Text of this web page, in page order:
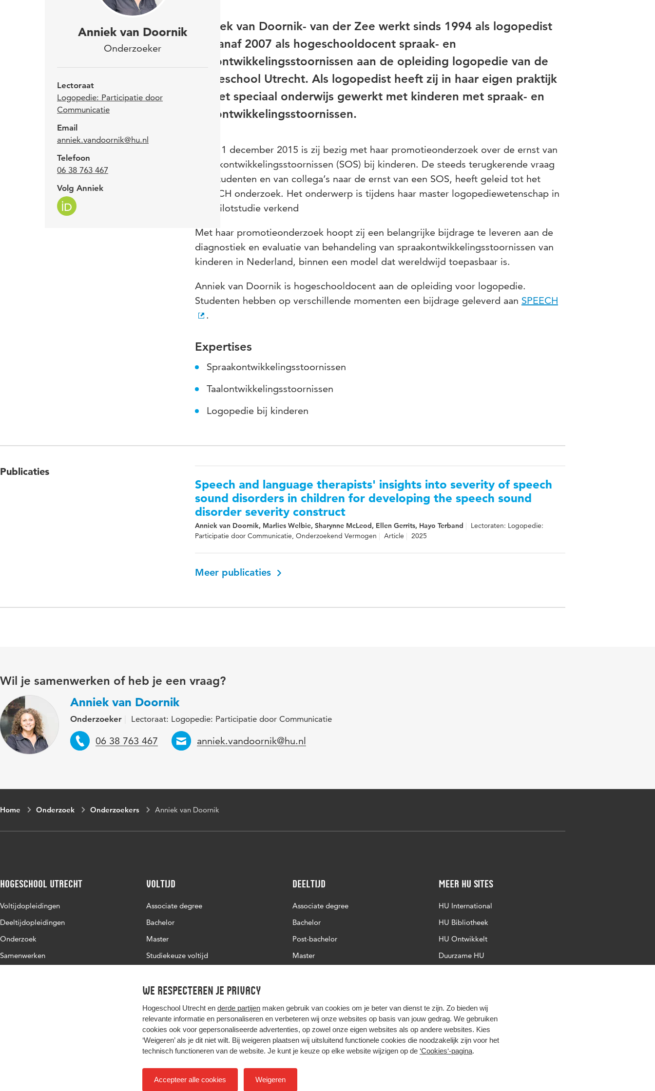
We respecteren je privacy
Hogeschool Utrecht en derde partijen maken gebruik van cookies om je beter van dienst te zijn. Zo bieden wij
relevante informatie en personaliseren en verbeteren wij onze websites op basis van jouw gedrag. We gebruiken
cookies ook voor gepersonaliseerde advertenties, op zowel onze eigen websites als op andere websites. Kies
‘Weigeren’ als je dit niet wilt. Bij weigeren plaatsen wij uitsluitend functionele cookies die noodzakelijk zijn voor het
technisch functioneren van de website. Je kunt je keuze op elke website wijzigen op de ‘Cookies‘-pagina.
Accepteer alle cookies Weigeren
Anniek van Doornik
Onderzoeker
Lectoraat
Logopedie: Participatie door
Communicatie
Email
anniek.vandoornik@hu.nl
Telefoon
06 38 763 467
Volg Anniek
Anniek van Doornik- van der Zee werkt sinds 1994 als logopedist
en vanaf 2007 als hogeschooldocent spraak- en
taalontwikkelingsstoornissen aan de opleiding logopedie van de
Hogeschool Utrecht. Als logopedist heeft zij in haar eigen praktijk
en het speciaal onderwijs gewerkt met kinderen met spraak- en
taalontwikkelingsstoornissen.
Sinds 1 december 2015 is zij bezig met haar promotieonderzoek over de ernst van
spraakontwikkelingsstoornissen (SOS) bij kinderen. De steeds terugkerende vraag
van studenten en van collega’s naar de ernst van een SOS, heeft geleid tot het
SPEECH onderzoek. Het onderwerp is tijdens haar master logopediewetenschap in
een pilotstudie verkend
Met haar promotieonderzoek hoopt zij een belangrijke bijdrage te leveren aan de
diagnostiek en evaluatie van behandeling van spraakontwikkelingsstoornissen van
kinderen in Nederland, binnen een model dat wereldwijd toepasbaar is.
Anniek van Doornik is hogeschooldocent aan de opleiding voor logopedie.
Studenten hebben op verschillende momenten een bijdrage geleverd aan SPEECH
.
Expertises
Spraakontwikkelingsstoornissen
Taalontwikkelingsstoornissen
Logopedie bij kinderen
Publicaties
Speech and language therapists' insights into severity of speech
sound disorders in children for developing the speech sound
disorder severity construct
Anniek van Doornik, Marlies Welbie, Sharynne McLeod, Ellen Gerrits, Hayo Terband
Lectoraten: Logopedie:
Participatie door Communicatie, Onderzoekend Vermogen
Article 2025
Meer publicaties
Wil je samenwerken of heb je een vraag?
Anniek van Doornik
Onderzoeker Lectoraat: Logopedie: Participatie door Communicatie
Telefoon
06 38 763 467 Email
anniek.vandoornik@hu.nl
Home Onderzoek Onderzoekers Anniek van Doornik
Hogeschool Utrecht
Voltijdopleidingen
Deeltijdopleidingen
Onderzoek
Samenwerken
Voltijd
Associate degree
Bachelor
Master
Studiekeuze voltijd
Deeltijd
Associate degree
Bachelor
Post-bachelor
Master
Meer HU sites
HU International
HU Bibliotheek
HU Ontwikkelt
Duurzame HU
Hier komt alles samen